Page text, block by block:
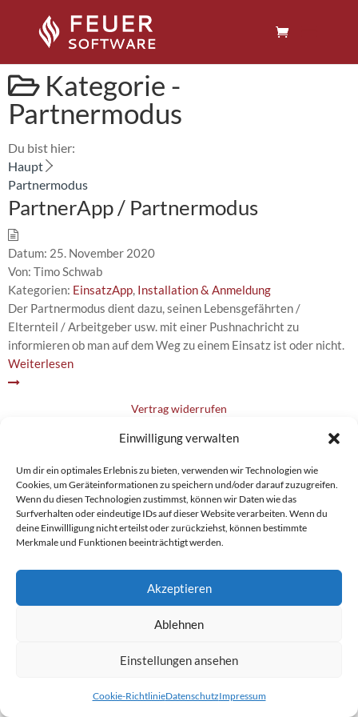
Einwilligung verwalten
Um dir ein optimales Erlebnis zu bieten, verwenden wir Technologien wie
Cookies, um Geräteinformationen zu speichern und/oder darauf zuzugreifen.
Wenn du diesen Technologien zustimmst, können wir Daten wie das
Surfverhalten oder eindeutige IDs auf dieser Website verarbeiten. Wenn du
deine Einwillligung nicht erteilst oder zurückziehst, können bestimmte
Merkmale und Funktionen beeinträchtigt werden.
Akzeptieren
Ablehnen
Einstellungen ansehen
Cookie-RichtlinieDatenschutzImpressum
Kategorie -
Partnermodus
Du bist hier:
Haupt
Partnermodus
PartnerApp / Partnermodus
Datum: 25. November 2020
Von: Timo Schwab
Kategorien: EinsatzApp, Installation & Anmeldung
Der Partnermodus dient dazu, seinen Lebensgefährten /
Elternteil / Arbeitgeber usw. mit einer Pushnachricht zu
informieren ob man auf dem Weg zu einem Einsatz ist oder nicht.
Weiterlesen
Vertrag widerrufen